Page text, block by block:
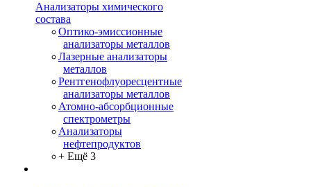
Анализаторы химического
состава
Оптико-эмиссионные
анализаторы металлов
Лазерные анализаторы
металлов
Рентгенофлуоресцентные
анализаторы металлов
Атомно-абсорбционные
спектрометры
Анализаторы
нефтепродуктов
+ Ещё 3